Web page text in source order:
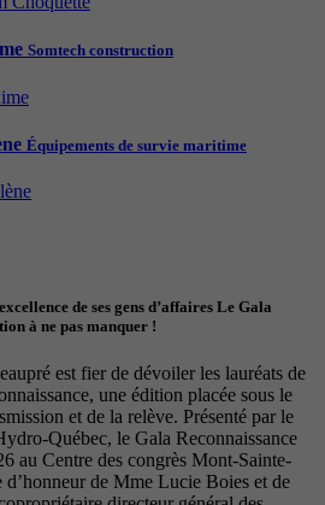
Somtech construction
Équipements de survie maritime
de ses gens d’affaires Le Gala
à ne pas manquer !
est fier de dévoiler les lauréats de
une édition placée sous le
et de la relève. Présenté par le
Québec, le Gala Reconnaissance
au Centre des congrès Mont-Sainte-
d’honneur de Mme Lucie Boies et de